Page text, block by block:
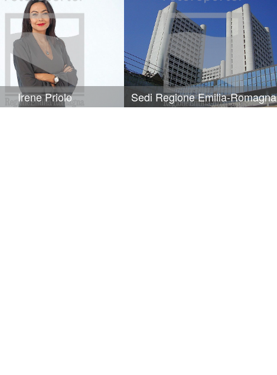
Irene Priolo Sedi Regione Emilia-Romagna